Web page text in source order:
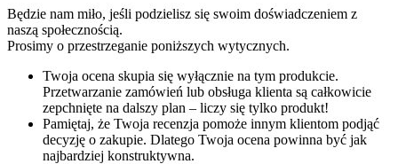
Będzie nam miło, jeśli podzielisz się swoim doświadczeniem z
naszą społecznością.
Prosimy o przestrzeganie poniższych wytycznych.
Twoja ocena skupia się wyłącznie na tym produkcie.
Przetwarzanie zamówień lub obsługa klienta są całkowicie
zepchnięte na dalszy plan – liczy się tylko produkt!
Pamiętaj, że Twoja recenzja pomoże innym klientom podjąć
decyzję o zakupie. Dlatego Twoja ocena powinna być jak
najbardziej konstruktywna.